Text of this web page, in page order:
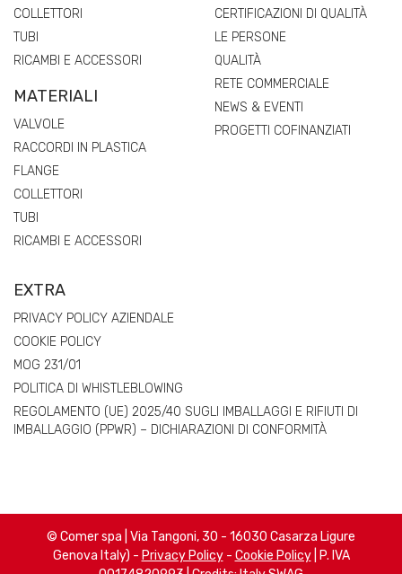
COLLETTORI
TUBI
RICAMBI E ACCESSORI
MATERIALI
VALVOLE
RACCORDI IN PLASTICA
FLANGE
COLLETTORI
TUBI
RICAMBI E ACCESSORI
CERTIFICAZIONI DI QUALITÀ
LE PERSONE
QUALITÀ
RETE COMMERCIALE
NEWS & EVENTI
PROGETTI COFINANZIATI
EXTRA
PRIVACY POLICY AZIENDALE
COOKIE POLICY
MOG 231/01
POLITICA DI WHISTLEBLOWING
REGOLAMENTO (UE) 2025/40 SUGLI IMBALLAGGI E RIFIUTI DI
IMBALLAGGIO (PPWR) – DICHIARAZIONI DI CONFORMITÀ
© Comer spa | Via Tangoni, 30 - 16030 Casarza Ligure
Genova Italy) - Privacy Policy- Cookie Policy| P. IVA